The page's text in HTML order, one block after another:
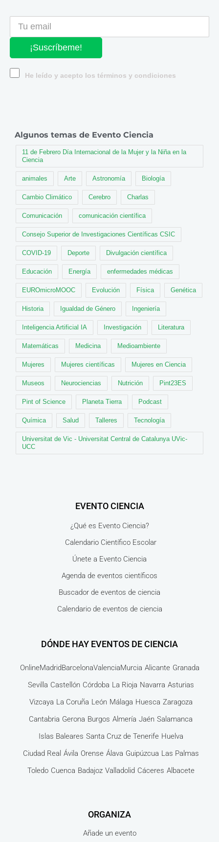
¡Suscríbeme!
He leído y acepto los términos y condiciones
Algunos temas de Evento Ciencia
11 de Febrero Día Internacional de la Mujer y la Niña en la
Ciencia
animales Arte Astronomía Biología
Cambio Climático Cerebro Charlas
Comunicación comunicación científica
Consejo Superior de Investigaciones Científicas CSIC
COVID-19 Deporte Divulgación científica
Educación Energía enfermedades médicas
EUROmicroMOOC Evolución Física Genética
Historia Igualdad de Género Ingeniería
Inteligencia Artificial IA Investigación Literatura
Matemáticas Medicina Medioambiente
Mujeres Mujeres científicas Mujeres en Ciencia
Museos Neurociencias Nutrición Pint23ES
Pint of Science Planeta Tierra Podcast
Química Salud Talleres Tecnología
Universitat de Vic - Universitat Central de Catalunya UVic-
UCC
EVENTO CIENCIA
¿Qué es Evento Ciencia?
Calendario Científico Escolar
Únete a Evento Ciencia
Agenda de eventos científicos
Buscador de eventos de ciencia
Calendario de eventos de ciencia
DÓNDE HAY EVENTOS DE CIENCIA
OnlineMadridBarcelonaValenciaMurcia Alicante Granada
Sevilla Castellón Córdoba La Rioja Navarra Asturias
Vizcaya La Coruña León Málaga Huesca Zaragoza
Cantabria Gerona Burgos Almería Jaén Salamanca
Islas Baleares Santa Cruz de Tenerife Huelva
Ciudad Real Ávila Orense Álava Guipúzcua Las Palmas
Toledo Cuenca Badajoz Valladolid Cáceres Albacete
ORGANIZA
Añade un evento